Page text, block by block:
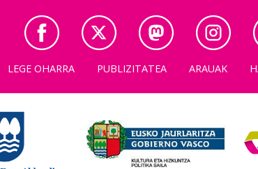
LEGE OHARRA PUBLIZITATEA ARAUAK